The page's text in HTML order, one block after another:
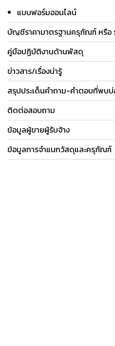
แบบฟอร์มออนไลน์
บัญชีราคามาตรฐานครุภัณฑ์ หรือ
คู่มือปฏิบัติงานด้านพัสดุ
ข่าวสาร/เรื่องน่ารู้
สรุปประเด็นคำถาม-คำตอบที่พบ
ติดต่อสอบถาม
ข้อมูลผู้ขายผู้รับจ้าง
ข้อมูลการจำแนกวัสดุและครุภัณฑ์